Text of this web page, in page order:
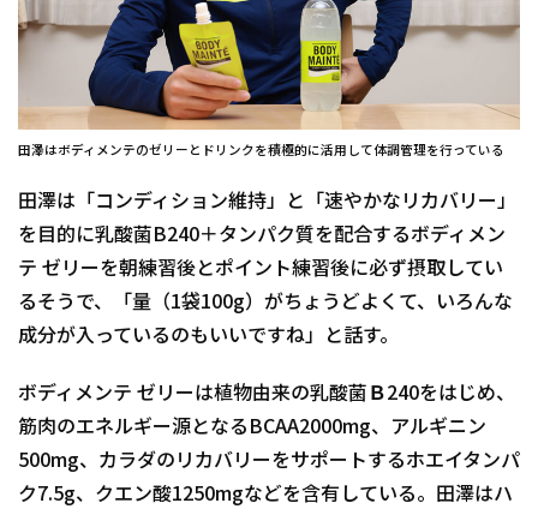
田澤はボディメンテのゼリーとドリンクを積極的に活用して体調管理を行っている
田澤は「コンディション維持」と「速やかなリカバリー」
を目的に乳酸菌B240＋タンパク質を配合するボディメン
テ ゼリーを朝練習後とポイント練習後に必ず摂取してい
るそうで、「量（1袋100g）がちょうどよくて、いろんな
成分が入っているのもいいですね」と話す。
ボディメンテ ゼリーは植物由来の乳酸菌Ｂ240をはじめ、
筋肉のエネルギー源となるBCAA2000mg、アルギニン
500mg、カラダのリカバリーをサポートするホエイタンパ
ク7.5g、クエン酸1250mgなどを含有している。田澤はハ